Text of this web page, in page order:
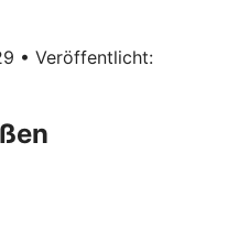
• Veröffentlicht: